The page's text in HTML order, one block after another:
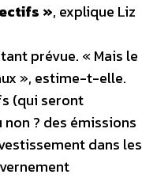
», explique Liz
prévue. « Mais le
», estime-t-elle.
(qui seront
? des émissions
dans les